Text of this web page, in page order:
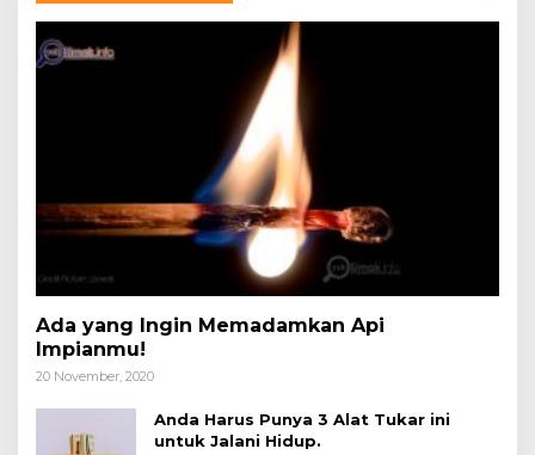
Ada yang Ingin Memadamkan Api
Impianmu!
20 November, 2020
Anda Harus Punya 3 Alat Tukar ini
untuk Jalani Hidup.